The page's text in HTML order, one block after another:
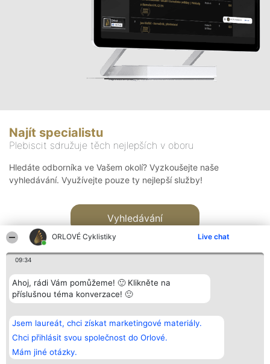
ORLOVÉ Cyklistiky Live chat
09:34
Ahoj, rádi Vám pomůžeme! 🙂 Klikněte na
příslušnou téma konverzace! 🙂
Jsem laureát, chci získat marketingové materiály.
Chci přihlásit svou společnost do Orlové.
Mám jiné otázky.
Najít specialistu
Plebiscit sdružuje těch nejlepších v oboru
Hledáte odborníka ve Vašem okolí? Vyzkoušejte naše
vyhledávání. Využívejte pouze ty nejlepší služby!
Vyhledávání
Bright Side Solutions sp. z o.
o. sp. k.
ul. Ruska 22
Wrocław 50-079
KRS 0000749100 | Regon
381313360 | NIP 8943132676
Vítězové
Seznam všech
laureátů
Zásady
Zásady
Kontakt